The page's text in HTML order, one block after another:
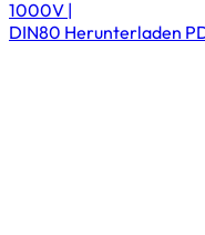
1000V |
DIN80 Herunterladen